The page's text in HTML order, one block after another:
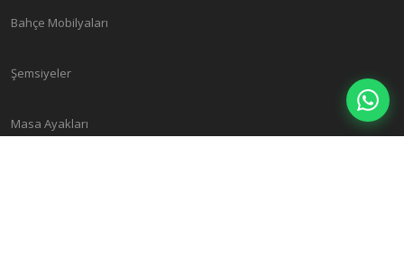
Bahçe Mobilyaları
Şemsiyeler
Masa Ayakları